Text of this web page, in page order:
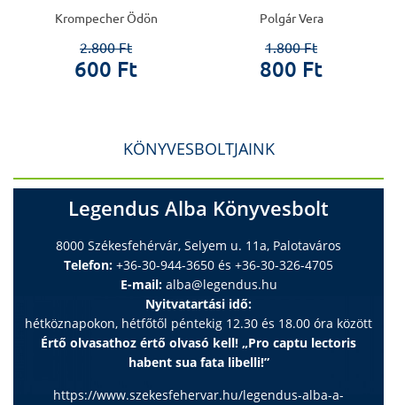
Krompecher Ödön
2.800 Ft
600 Ft
Polgár Vera
1.800 Ft
800 Ft
KÖNYVESBOLTJAINK
Legendus Alba Könyvesbolt
8000 Székesfehérvár, Selyem u. 11a, Palotaváros
Telefon: +36-30-944-3650 és +36-30-326-4705
E-mail: alba@legendus.hu
Nyitvatartási idő:
hétköznapokon, hétfőtől péntekig 12.30 és 18.00 óra között
Értő olvasathoz értő olvasó kell! „Pro captu lectoris
habent sua fata libelli!”
https://www.szekesfehervar.hu/legendus-alba-a-